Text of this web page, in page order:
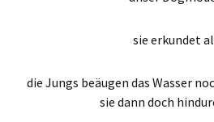
sie erkundet
die Jungs beäugen das Wasser
sie dann doch